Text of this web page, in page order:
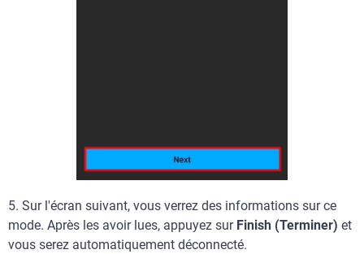
5. Sur l'écran suivant, vous verrez des informations sur ce
mode. Après les avoir lues, appuyez sur Finish (Terminer) et
vous serez automatiquement déconnecté.